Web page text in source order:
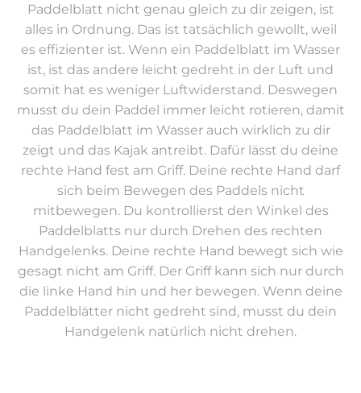
Paddelblatt nicht genau gleich zu dir zeigen, ist
alles in Ordnung. Das ist tatsächlich gewollt, weil
es effizienter ist. Wenn ein Paddelblatt im Wasser
ist, ist das andere leicht gedreht in der Luft und
somit hat es weniger Luftwiderstand. Deswegen
musst du dein Paddel immer leicht rotieren, damit
das Paddelblatt im Wasser auch wirklich zu dir
zeigt und das Kajak antreibt. Dafür lässt du deine
rechte Hand fest am Griff. Deine rechte Hand darf
sich beim Bewegen des Paddels nicht
mitbewegen. Du kontrollierst den Winkel des
Paddelblatts nur durch Drehen des rechten
Handgelenks. Deine rechte Hand bewegt sich wie
gesagt nicht am Griff. Der Griff kann sich nur durch
die linke Hand hin und her bewegen. Wenn deine
Paddelblätter nicht gedreht sind, musst du dein
Handgelenk natürlich nicht drehen.